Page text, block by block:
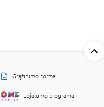
Grąžinimo forma
Lojalumo programa